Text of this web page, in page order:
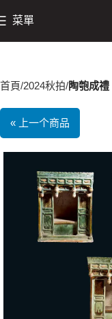
菜單
首頁 2024秋拍 陶匏成禮
« 上一个商品